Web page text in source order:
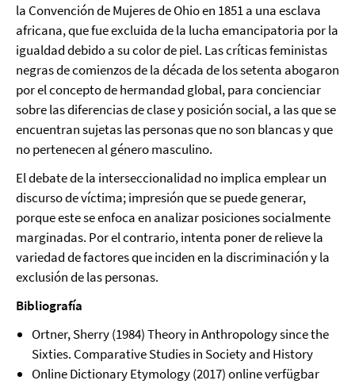
la Convención de Mujeres de Ohio en 1851 a una esclava
africana, que fue excluida de la lucha emancipatoria por la
igualdad debido a su color de piel. Las críticas feministas
negras de comienzos de la década de los setenta abogaron
por el concepto de hermandad global, para concienciar
sobre las diferencias de clase y posición social, a las que se
encuentran sujetas las personas que no son blancas y que
no pertenecen al género masculino.
El debate de la interseccionalidad no implica emplear un
discurso de víctima; impresión que se puede generar,
porque este se enfoca en analizar posiciones socialmente
marginadas. Por el contrario, intenta poner de relieve la
variedad de factores que inciden en la discriminación y la
exclusión de las personas.
Bibliografía
Ortner, Sherry (1984) Theory in Anthropology since the
Sixties. Comparative Studies in Society and History
Online Dictionary Etymology (2017) online verfügbar